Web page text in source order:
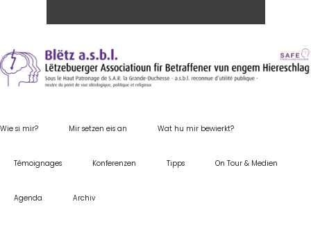
Wie si mir? Mir setzen eis an Wat hu mir bewierkt?
Témoignages Konferenzen Tipps On Tour & Medien
Agenda Archiv